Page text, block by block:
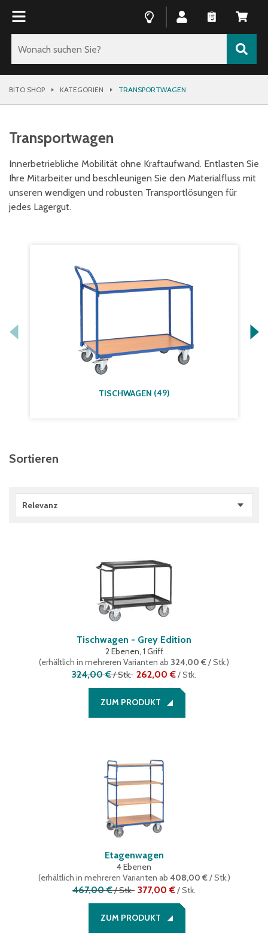
BITO SHOP KATEGORIEN TRANSPORTWAGEN
Transportwagen
Innerbetriebliche Mobilität ohne Kraftaufwand. Entlasten Sie
Ihre Mitarbeiter und beschleunigen Sie den Materialfluss mit
unseren wendigen und robusten Transportlösungen für
jedes Lagergut.
TISCHWAGEN (49)
Sortieren
Relevanz
Tischwagen - Grey Edition
2 Ebenen, 1 Griff
(erhältlich in mehreren Varianten ab 324,00 €/ Stk.)
324,00 €/Stk. 262,00 €/Stk.
ZUM PRODUKT
Etagenwagen
4 Ebenen
(erhältlich in mehreren Varianten ab 408,00 €/ Stk.)
467,00 €/Stk. 377,00 €/Stk.
ZUM PRODUKT